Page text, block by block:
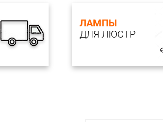
ЛАМПЫ
ДЛЯ ЛЮСТР